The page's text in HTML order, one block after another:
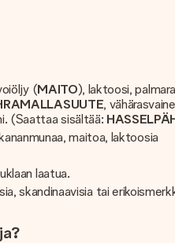
(MAITO), laktoosi,
,
(Saattaa sisältää:
maitoa, laktoosia
laatua.
skandinaavisia tai